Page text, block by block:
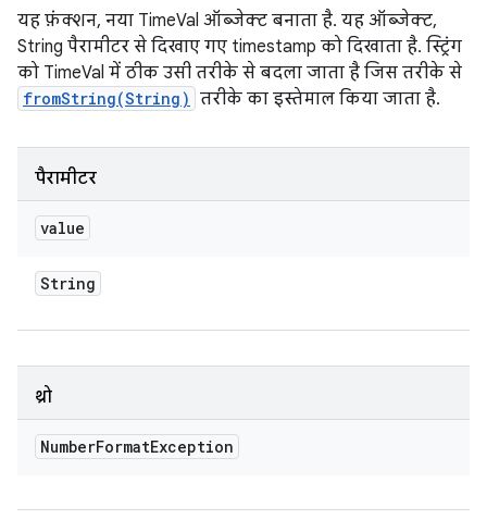
यह फ़ंक्शन, नया TimeVal ऑब्जेक्ट बनाता है. यह ऑब्जेक्ट,
String पैरामीटर से दिखाए गए timestamp को दिखाता है. स्ट्रिंग
को TimeVal में ठीक उसी तरीके से बदला जाता है जिस तरीके से
fromString(String) तरीके का इस्तेमाल किया जाता है.
पैरामीटर
value
String
थ्रो
NumberFormatException